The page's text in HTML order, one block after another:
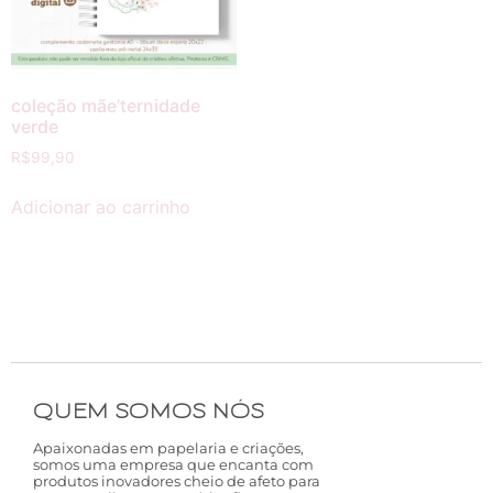
coleção mãe’ternidade
verde
R$99,90
Adicionar ao carrinho
QUEM SOMOS NÓS
Apaixonadas em papelaria e criações,
somos uma empresa que encanta com
produtos inovadores cheio de afeto para